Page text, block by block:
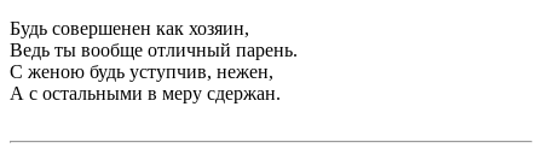
Будь совершенен как хозяин,
Ведь ты вообще отличный парень.
С женою будь уступчив, нежен,
А с остальными в меру сдержан.